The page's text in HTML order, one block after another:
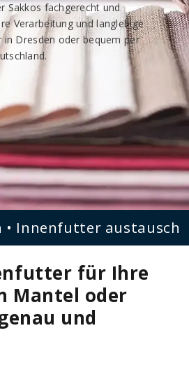
Sakkos fachgerecht und
Verarbeitung und langlebige
Dresden oder bequem per
Innenfutter
für Ihre
Mantel oder
und